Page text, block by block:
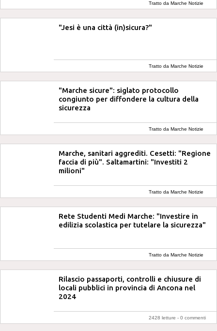
Tratto da Marche Notizie
"Jesi è una città (in)sicura?"
Tratto da Marche Notizie
"Marche sicure": siglato protocollo
congiunto per diffondere la cultura della
sicurezza
Tratto da Marche Notizie
Marche, sanitari aggrediti. Cesetti: "Regione
faccia di più". Saltamartini: "Investiti 2
milioni"
Tratto da Marche Notizie
Rete Studenti Medi Marche: "Investire in
edilizia scolastica per tutelare la sicurezza"
Tratto da Marche Notizie
Rilascio passaporti, controlli e chiusure di
locali pubblici in provincia di Ancona nel
2024
2428 letture - 0 commenti